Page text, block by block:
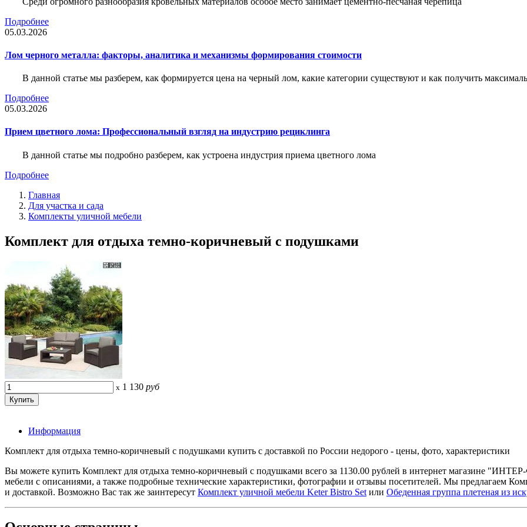
Подробнее
05.03.2026
Лом черного металла: факторы, аналитика и механизмы формирования стоимости
В данной статье мы разберем, как формируется цена на черный лом, какие категории существуют и как получить
Подробнее
05.03.2026
Прием цветного лома: Профессиональный взгляд на индустрию рециклинга
В данной статье мы подробно разберем, как устроена индустрия приема цветного лома
Подробнее
Главная
Для участка и сада
Комплекты уличной мебели
Комплект для отдыха темно-коричневый с подушками
x 1 130 руб
Информация
Комплект для отдыха темно-коричневый с подушками купить с доставкой по России недорого - цены, фото, характеристики
Вы можете купить Комплект для отдыха темно-коричневый с подушками всего за 1130.00 рублей в интернет магазине
мебели с описаниями, а также подробные технические характеристики, фотографии и отзывы посетителей. Мы предлагаем
и доставкой. Возможно Вас так же заинтересут Комплект уличной мебели Keter Bistro Set или Обеденная группа плетеная из